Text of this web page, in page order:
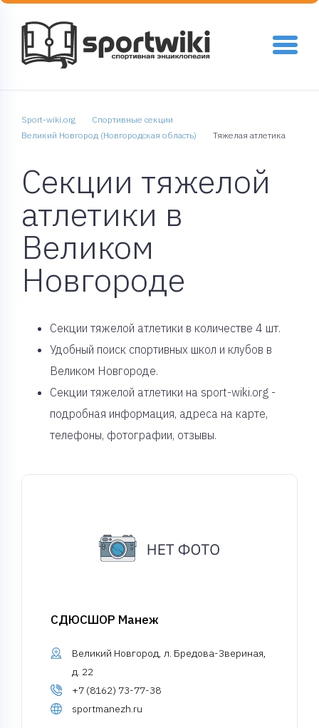
Sport-wiki.org
Спортивные секции
Великий Новгород (Новгородская область)
Тяжелая атлетика
Секции тяжелой
атлетики в
Великом
Новгороде
Cекции тяжелой атлетики в количестве 4 шт.
Удобный поиск спортивных школ и клубов в
Великом Новгороде.
Секции тяжелой атлетики на sport-wiki.org -
подробная информация, адреса на карте,
телефоны, фотографии, отзывы.
СДЮСШОР Манеж
Великий Новгород, л. Бредова-Звериная,
д. 22
+7 (8162) 73-77-38
sportmanezh.ru